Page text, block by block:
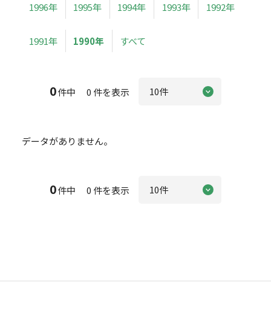
1996年 1995年 1994年 1993年 1992年
1991年 1990年 すべて
0件中 0 件を表示
データがありません。
0件中 0 件を表示